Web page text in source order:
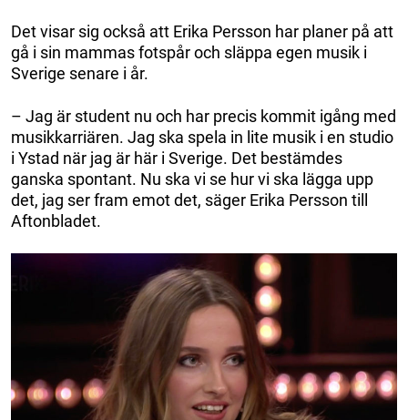
Det visar sig också att Erika Persson har planer på att
gå i sin mammas fotspår och släppa egen musik i
Sverige senare i år.
– Jag är student nu och har precis kommit igång med
musikkarriären. Jag ska spela in lite musik i en studio
i Ystad när jag är här i Sverige. Det bestämdes
ganska spontant. Nu ska vi se hur vi ska lägga upp
det, jag ser fram emot det, säger Erika Persson till
Aftonbladet.